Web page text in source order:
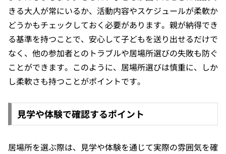
きる大人が常にいるか、活動内容やスケジュールが柔軟か
どうかもチェックしておく必要があります。親が納得でき
る基準を持つことで、安心して子どもを送り出せるだけで
なく、他の参加者とのトラブルや居場所選びの失敗も防ぐ
ことができます。このように、居場所選びは慎重に、しか
し柔軟さも持つことがポイントです。
見学や体験で確認するポイント
居場所を選ぶ際は、見学や体験を通じて実際の雰囲気を確